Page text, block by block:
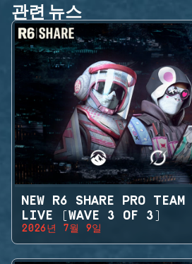
관련 뉴스
NEW R6 SHARE PRO TEAM
LIVE (WAVE 3 OF 3)
2026년 7월 9일